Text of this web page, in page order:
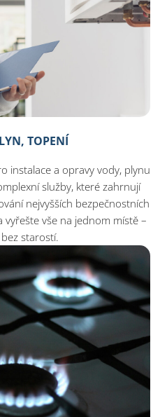
TOPENÍ
instalace a opravy vody, plynu
služby, které zahrnují
nejvyšších bezpečnostních
vše na jednom místě –
starostí.